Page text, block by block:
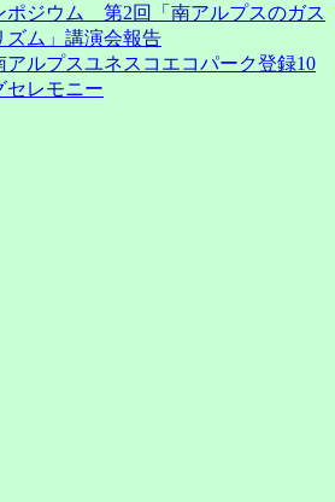
ポジウム 第2回「南アルプスのガス
ズム」講演会報告
ルプスユネスコエコパーク登録10
セレモニー